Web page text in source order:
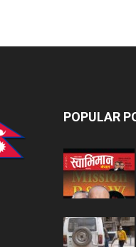
POPULAR